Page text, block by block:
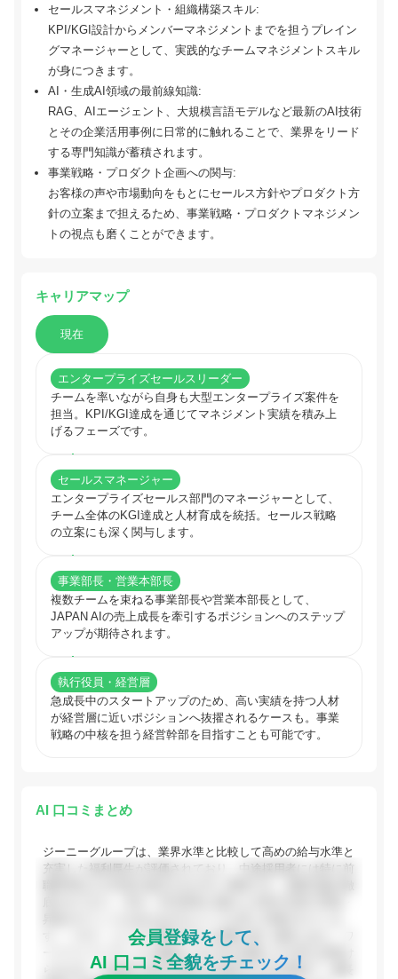
セールスマネジメント・組織構築スキル:
KPI/KGI設計からメンバーマネジメントまでを担うプレイン
グマネージャーとして、実践的なチームマネジメントスキル
が身につきます。
AI・生成AI領域の最前線知識:
RAG、AIエージェント、大規模言語モデルなど最新のAI技術
とその企業活用事例に日常的に触れることで、業界をリード
する専門知識が蓄積されます。
事業戦略・プロダクト企画への関与:
お客様の声や市場動向をもとにセールス方針やプロダクト方
針の立案まで担えるため、事業戦略・プロダクトマネジメン
トの視点も磨くことができます。
キャリアマップ
現在
エンタープライズセールスリーダー
チームを率いながら自身も大型エンタープライズ案件を
担当。KPI/KGI達成を通じてマネジメント実績を積み上
げるフェーズです。
セールスマネージャー
エンタープライズセールス部門のマネージャーとして、
チーム全体のKGI達成と人材育成を統括。セールス戦略
の立案にも深く関与します。
事業部長・営業本部長
複数チームを束ねる事業部長や営業本部長として、
JAPAN AIの売上成長を牽引するポジションへのステップ
アップが期待されます。
執行役員・経営層
急成長中のスタートアップのため、高い実績を持つ人材
が経営層に近いポジションへ抜擢されるケースも。事業
戦略の中核を担う経営幹部を目指すことも可能です。
AI 口コミまとめ
ジーニーグループは、業界水準と比較して高めの給与水準と
充実した福利厚生が評価されており、中途採用者には特に前
す。一方で、ビジネス職を中心に残業が多い傾向にあり、ワ
ークライフバランスの確保には工夫が必要とする声も見受け
られます。全体的な総合評価は5点満点中3.6点程度で、成長
会員登録をして、
AI 口コミ全貌をチェック！